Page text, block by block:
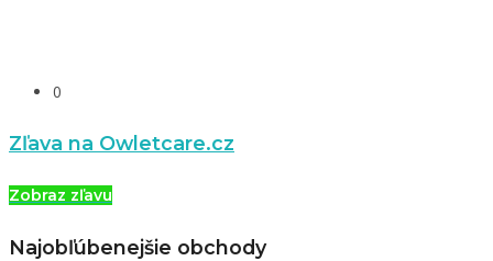
0
Zľava na Owletcare.cz
Zobraz zľavu
Najobľúbenejšie obchody